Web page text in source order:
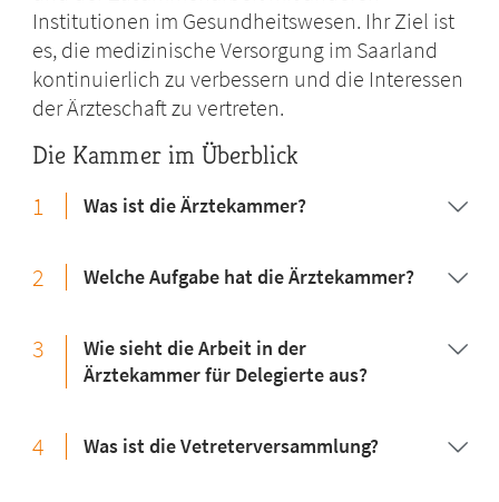
Institutionen im Gesundheitswesen. Ihr Ziel ist
es, die medizinische Versorgung im Saarland
kontinuierlich zu verbessern und die Interessen
der Ärzteschaft zu vertreten.
Die Kammer im Überblick
1 Was ist die Ärztekammer?
2 Welche Aufgabe hat die Ärztekammer?
3
Wie sieht die Arbeit in der
Ärztekammer für Delegierte aus?
4 Was ist die Vetreterversammlung?